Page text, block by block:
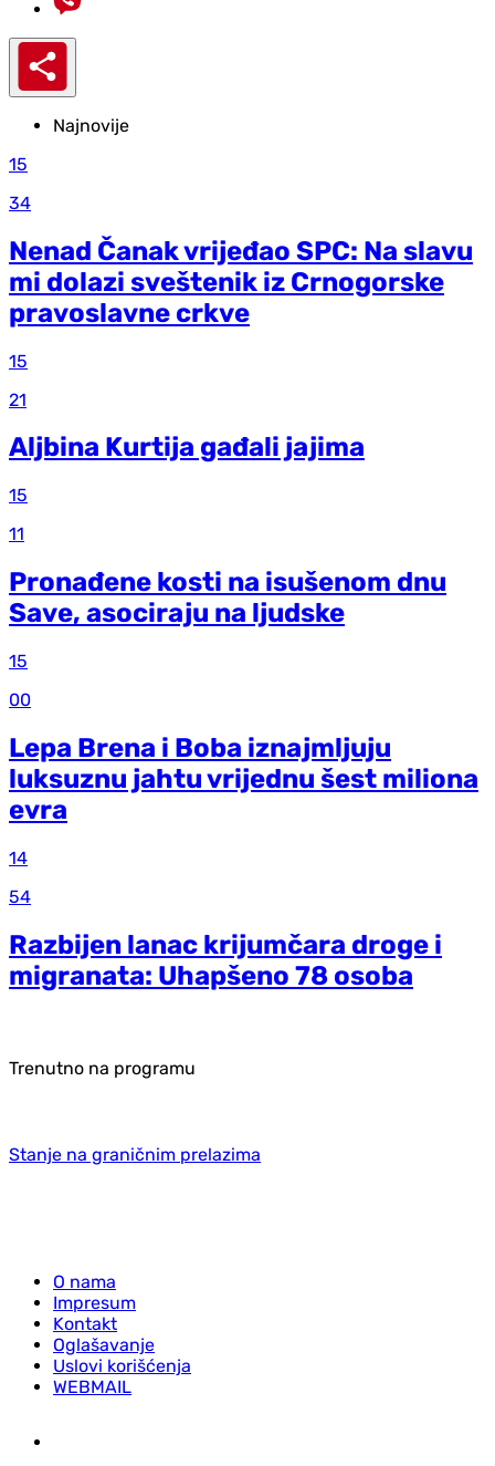
Najnovije
15
34
Nenad Čanak vrijeđao SPC: Na slavu
mi dolazi sveštenik iz Crnogorske
pravoslavne crkve
15
21
Aljbina Kurtija gađali jajima
15
11
Pronađene kosti na isušenom dnu
Save, asociraju na ljudske
15
00
Lepa Brena i Boba iznajmljuju
luksuznu jahtu vrijednu šest miliona
evra
14
54
Razbijen lanac krijumčara droge i
migranata: Uhapšeno 78 osoba
Trenutno na programu
Stanje na graničnim prelazima
O nama
Impresum
Kontakt
Oglašavanje
Uslovi korišćenja
WEBMAIL